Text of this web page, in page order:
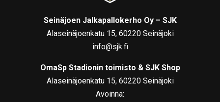
Seinäjoen Jalkapallokerho Oy – SJK
Alaseinäjoenkatu 15, 60220 Seinäjoki
info@sjk.fi
OmaSp Stadionin toimisto & SJK Shop
Alaseinäjoenkatu 15, 60220 Seinäjoki
Avoinna: